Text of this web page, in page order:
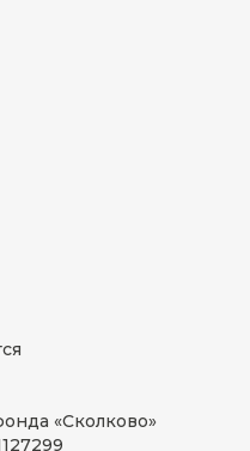
«Сколково»